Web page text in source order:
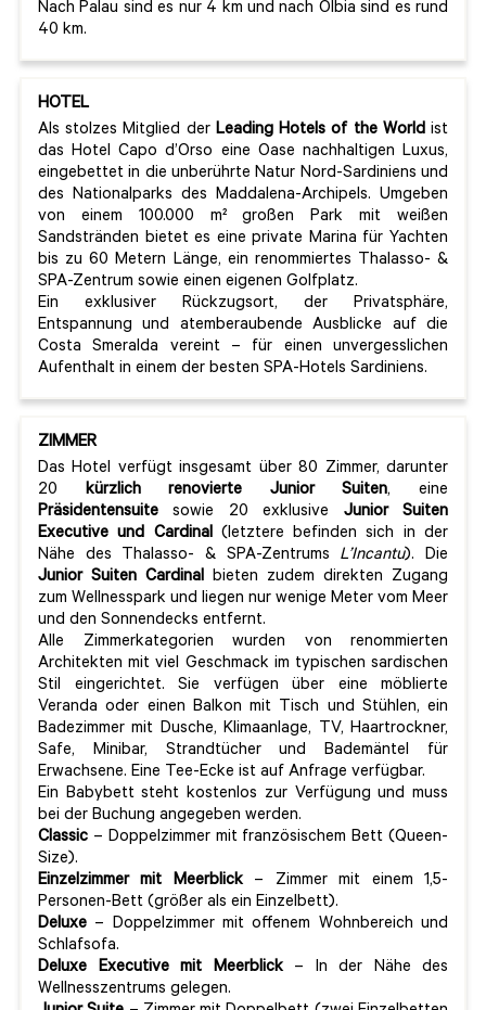
Nach Palau sind es nur 4 km und nach Olbia sind es rund
40 km.
HOTEL
Als stolzes Mitglied der Leading Hotels of the Worldist
das Hotel Capo d’Orso eine Oase nachhaltigen Luxus,
eingebettet in die unberührte Natur Nord-Sardiniens und
des Nationalparks des Maddalena-Archipels. Umgeben
von einem 100.000 m² großen Park mit weißen
Sandstränden bietet es eine private Marina für Yachten
bis zu 60 Metern Länge, ein renommiertes Thalasso- &
SPA-Zentrum sowie einen eigenen Golfplatz.
Ein exklusiver Rückzugsort, der Privatsphäre,
Entspannung und atemberaubende Ausblicke auf die
Costa Smeralda vereint – für einen unvergesslichen
Aufenthalt in einem der besten SPA-Hotels Sardiniens.
ZIMMER
Das Hotel verfügt insgesamt über 80 Zimmer, darunter
20 kürzlich renovierte Junior Suiten, eine
Präsidentensuite sowie 20 exklusive Junior Suiten
Executive und Cardinal(letztere befinden sich in der
Nähe des Thalasso- & SPA-Zentrums L’Incantu). Die
Junior Suiten Cardinal bieten zudem direkten Zugang
zum Wellnesspark und liegen nur wenige Meter vom Meer
und den Sonnendecks entfernt.
Alle Zimmerkategorien wurden von renommierten
Architekten mit viel Geschmack im typischen sardischen
Stil eingerichtet. Sie verfügen über eine möblierte
Veranda oder einen Balkon mit Tisch und Stühlen, ein
Badezimmer mit Dusche, Klimaanlage, TV, Haartrockner,
Safe, Minibar, Strandtücher und Bademäntel für
Erwachsene. Eine Tee-Ecke ist auf Anfrage verfügbar.
Ein Babybett steht kostenlos zur Verfügung und muss
bei der Buchung angegeben werden.
Classic – Doppelzimmer mit französischem Bett (Queen-
Size).
Einzelzimmer mit Meerblick– Zimmer mit einem 1,5-
Personen-Bett (größer als ein Einzelbett).
Deluxe – Doppelzimmer mit offenem Wohnbereich und
Schlafsofa.
Deluxe Executive mit Meerblick– In der Nähe des
Wellnesszentrums gelegen.